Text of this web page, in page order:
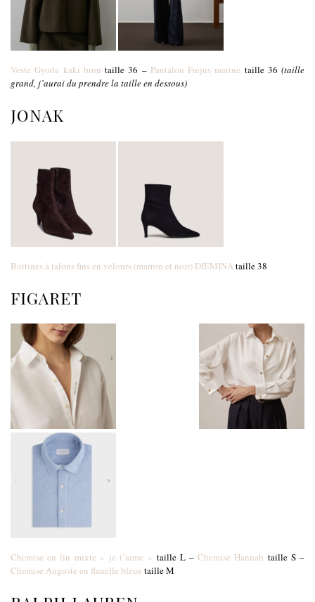
Veste Gyoda kaki brun taille 36 – Pantalon Frejus marine taille 36 (taille
grand, j’aurai du prendre la taille en dessous)
JONAK
Bottines à talons fins en velours (marron et noir) DIEMINA taille 38
FIGARET
Chemise en lin mixte « je t’aime » taille L –Chemise Hannah taille S –
Chemise Auguste en flanelle bleue taille M